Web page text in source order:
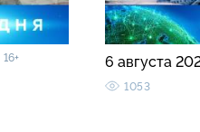
16+ 6 августа
1053